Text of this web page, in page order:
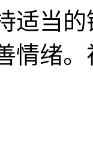
适当
情绪